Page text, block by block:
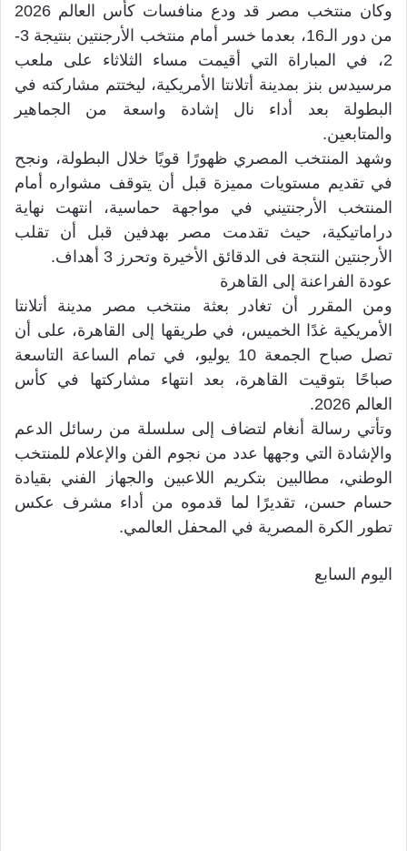
وكان منتخب مصر قد ودع منافسات كأس العالم 2026
من دور الـ16، بعدما خسر أمام منتخب الأرجنتين بنتيجة 3-
2، في المباراة التي أقيمت مساء الثلاثاء على ملعب
مرسيدس بنز بمدينة أتلانتا الأمريكية، ليختتم مشاركته في
البطولة بعد أداء نال إشادة واسعة من الجماهير
والمتابعين.
وشهد المنتخب المصري ظهورًا قويًا خلال البطولة، ونجح
في تقديم مستويات مميزة قبل أن يتوقف مشواره أمام
المنتخب الأرجنتيني في مواجهة حماسية، انتهت نهاية
دراماتيكية، حيث تقدمت مصر بهدفين قبل أن تقلب
الأرجنتين النتجة فى الدقائق الأخيرة وتحرز 3 أهداف.
عودة الفراعنة إلى القاهرة
ومن المقرر أن تغادر بعثة منتخب مصر مدينة أتلانتا
الأمريكية غدًا الخميس، في طريقها إلى القاهرة، على أن
تصل صباح الجمعة 10 يوليو، في تمام الساعة التاسعة
صباحًا بتوقيت القاهرة، بعد انتهاء مشاركتها في كأس
العالم 2026.
وتأتي رسالة أنغام لتضاف إلى سلسلة من رسائل الدعم
والإشادة التي وجهها عدد من نجوم الفن والإعلام للمنتخب
الوطني، مطالبين بتكريم اللاعبين والجهاز الفني بقيادة
حسام حسن، تقديرًا لما قدموه من أداء مشرف عكس
تطور الكرة المصرية في المحفل العالمي.
اليوم السابع